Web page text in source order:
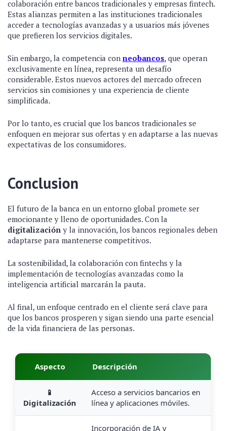
colaboración entre bancos tradicionales y empresas fintech.
Estas alianzas permiten a las instituciones tradicionales
acceder a tecnologías avanzadas y a usuarios más jóvenes
que prefieren los servicios digitales.
Sin embargo, la competencia con neobancos, que operan
exclusivamente en línea, representa un desafío
considerable. Estos nuevos actores del mercado ofrecen
servicios sin comisiones y una experiencia de cliente
simplificada.
Por lo tanto, es crucial que los bancos tradicionales se
enfoquen en mejorar sus ofertas y en adaptarse a las nuevas
expectativas de los consumidores.
Conclusion
El futuro de la banca en un entorno global promete ser
emocionante y lleno de oportunidades. Con la
digitalización y la innovación, los bancos regionales deben
adaptarse para mantenerse competitivos.
La sostenibilidad, la colaboración con fintechs y la
implementación de tecnologías avanzadas como la
inteligencia artificial marcarán la pauta.
Al final, un enfoque centrado en el cliente será clave para
que los bancos prosperen y sigan siendo una parte esencial
de la vida financiera de las personas.
Aspecto Descripción
📱
Digitalización
Acceso a servicios bancarios en
línea y aplicaciones móviles.
Incorporación de IA y